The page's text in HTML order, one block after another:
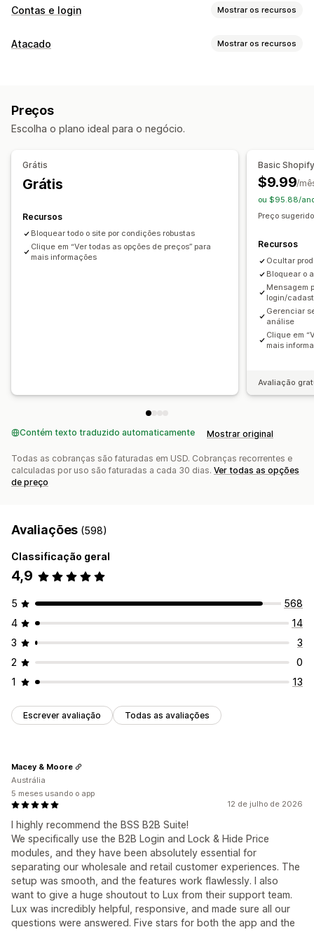
Contas e login Mostrar os recursos
Gestão de conta
Restringir acesso
Proteção por senha
Link secreto
Atacado Mostrar os recursos
Gerenciamento de pedidos
Preços
Escolha o plano ideal para o negócio.
Grátis
Grátis
Recursos
Bloquear todo o site por condições robustas
Clique em “Ver todas as opções de preços” para
mais informações
Basic
$9.99/
ou $95.88/
Preço
Recursos
Ocultar
Bloquear o
Mensagem
login/
Gerenciar
análise
Clique em
mais
Avaliação
Contém texto traduzido automaticamente Mostrar original
Todas as cobranças são faturadas em USD. Cobranças recorrentes e
calculadas por uso são faturadas a cada 30 dias. Ver todas as opções
de preço
Avaliações (598)
Classificação geral
4,9
5
568
4
14
3
3
2
0
1
13
Escrever avaliação Todas as avaliações
12 de julho de 2026
I highly recommend the BSS B2B Suite!
We specifically use the B2B Login and Lock & Hide Price
modules, and they have been absolutely essential for
separating our wholesale and retail customer experiences. The
setup was smooth, and the features work flawlessly. I also
want to give a huge shoutout to Lux from their support team.
Lux was incredibly helpful, responsive, and made sure all our
questions were answered. Five stars for both the app and the
Macey & Moore
Austrália
5 meses usando o app